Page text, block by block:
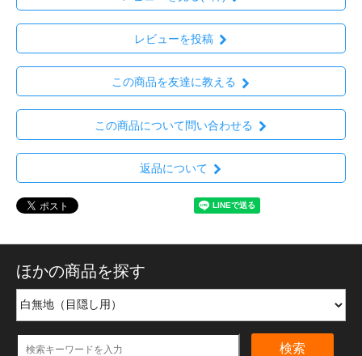
レビューを投稿
この商品を友達に教える
この商品について問い合わせる
返品について
ほかの商品を探す
検索